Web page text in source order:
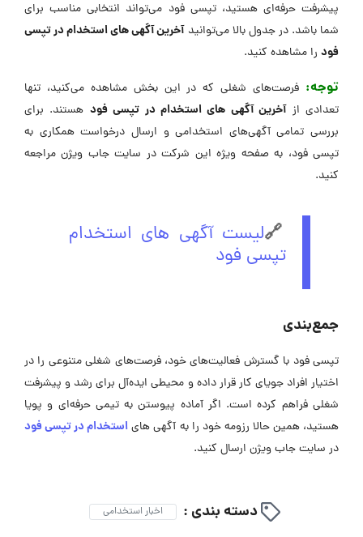
پیشرفت حرفه‌ای هستید، تپسی فود می‌تواند انتخابی مناسب برای
شما باشد. در جدول بالا می‌توانیدآخرین آگهی های استخدام در تپسی
فود را مشاهده کنید.
توجه: فرصت‌های شغلی که در این بخش مشاهده می‌کنید، تنها
تعدادی ازآخرین آگهی های استخدام در تپسی فود هستند. برای
بررسی تمامی آگهی‌های استخدامی و ارسال درخواست همکاری به
تپسی فود، به صفحه ویژه این شرکت در ‌سایت جاب ویژن مراجعه
کنید.
🔗لیست آگهی های استخدام
تپسی فود
جمع‌بندی
تپسی فود با گسترش فعالیت‌های خود، فرصت‌های شغلی متنوعی را در
اختیار افراد جویای کار قرار داده و محیطی ایده‌آل برای رشد و پیشرفت
شغلی فراهم کرده است. اگر آماده پیوستن به تیمی حرفه‌ای و پویا
هستید، همین حالا رزومه خود را به آگهی ‌هایاستخدام در تپسی فود
در سایت جاب ویژن ارسال کنید.
دسته بندی : اخبار استخدامی